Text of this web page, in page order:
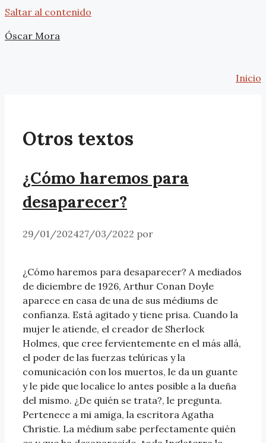
Saltar al contenido
Óscar Mora
Inicio
Otros textos
¿Cómo haremos para
desaparecer?
29/01/202427/03/2022 por
¿Cómo haremos para desaparecer? A mediados
de diciembre de 1926, Arthur Conan Doyle
aparece en casa de una de sus médiums de
confianza. Está agitado y tiene prisa. Cuando la
mujer le atiende, el creador de Sherlock
Holmes, que cree fervientemente en el más allá,
el poder de las fuerzas telúricas y la
comunicación con los muertos, le da un guante
y le pide que localice lo antes posible a la dueña
del mismo. ¿De quién se trata?, le pregunta.
Pertenece a mi amiga, la escritora Agatha
Christie. La médium sabe perfectamente quién